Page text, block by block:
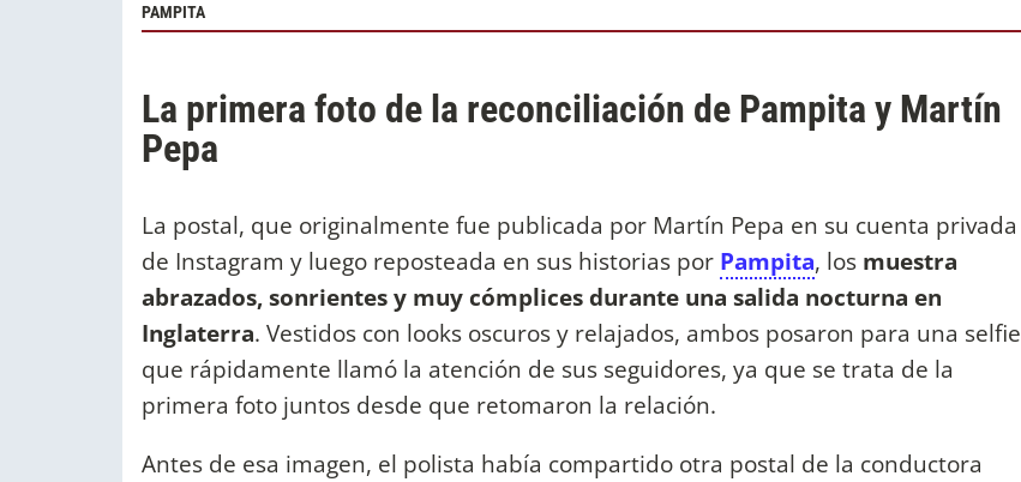
PAMPITA
La primera foto de la reconciliación de Pampita y Martín
Pepa
La postal, que originalmente fue publicada por Martín Pepa en su cuenta privada
de Instagram y luego reposteada en sus historias por Pampita, los muestra
abrazados, sonrientes y muy cómplices durante una salida nocturna en
Inglaterra. Vestidos con looks oscuros y relajados, ambos posaron para una selfie
que rápidamente llamó la atención de sus seguidores, ya que se trata de la
primera foto juntos desde que retomaron la relación.
Antes de esa imagen, el polista había compartido otra postal de la conductora